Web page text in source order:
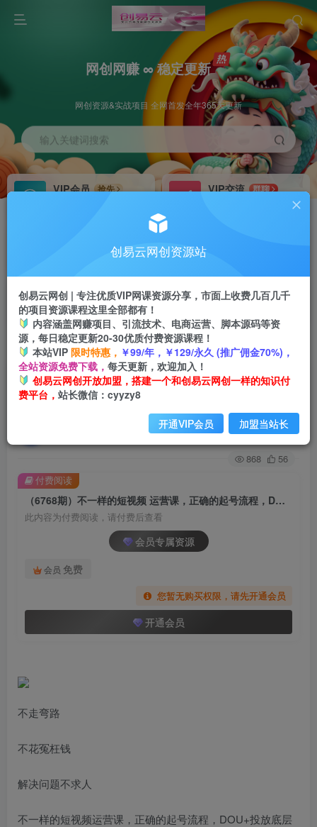
网创网赚 ∞ 稳定更新
网创资源&实战项目 全网首发全年365天更新
输入关键词搜索
VIP会员
抢先
VIP交流
群聊
研究探讨更多创业项目路子。
会员专属推广链接
挂机 项目
脚本卡密
APP下载
GO
首页 创业课程 会员专属 正文
（6768期）不一样的短视频 运营课，正确的起号
流程，DOU+投放底层逻辑，快速掌握数…
关注
868 56
（6768期）不一样的短视频 运营课，正确的起号流程，DOU+投放底层逻辑，快速掌握数…
此内容为付费阅读，请付费后查看
会员专属资源
会员 免费
您暂无购买权限，请先开通会员
开通会员
付费阅读
不走弯路
不花冤枉钱
解决问题不求人
不一样的短视频运营课，正确的起号流程，DOU+投放底层
创易云网创资源站
创易云网创 | 专注优质VIP网课资源分享，市面上收费几百几千
的项目资源课程这里全部都有！
内容涵盖网赚项目、引流技术、电商运营、脚本源码等资
源，每日稳定更新20-30优质付费资源课程！
本站VIP 限时特惠， ￥99/年，￥129/永久 (推广佣金70%)，
全站资源免费下载， 每天更新，欢迎加入！
创易云网创开放加盟，搭建一个和创易云网创一样的知识付
费平台， 站长微信：cyyzy8
开通VIP会员 加盟当站长